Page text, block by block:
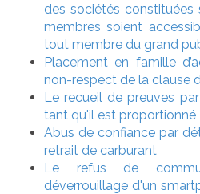
des sociétés constituées
membres soient
tout membre du grand
Placement en famille
non-respect de la clause
Le recueil de preuves
tant qu'il est proportionné
Abus de confiance par
retrait de carburant
Le refus de
déverrouillage d'un